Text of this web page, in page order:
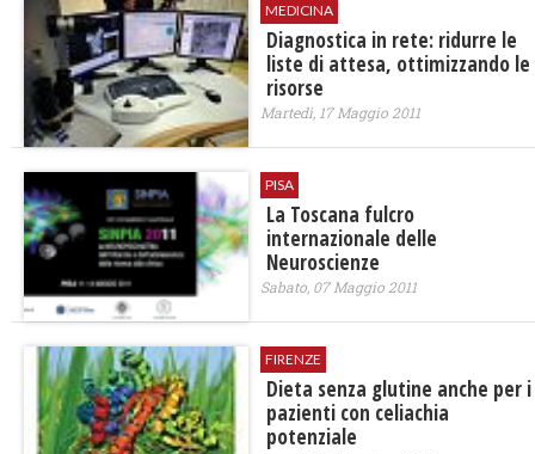
MEDICINA
Diagnostica in rete: ridurre le
liste di attesa, ottimizzando le
risorse
Martedì, 17 Maggio 2011
PISA
La Toscana fulcro
internazionale delle
Neuroscienze
Sabato, 07 Maggio 2011
FIRENZE
Dieta senza glutine anche per i
pazienti con celiachia
potenziale